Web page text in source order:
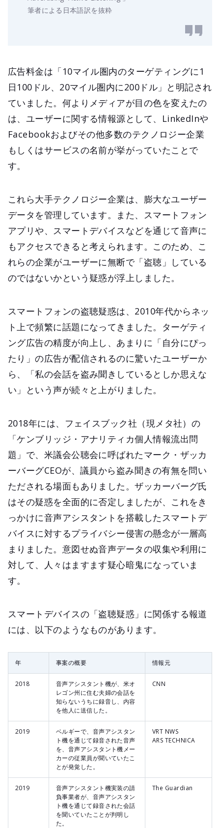
筆者による日本語訳を抜粋
広告料金は「10マイル圏内のターゲティングに1
日100ドル、20マイル圏内に200ドル」と明記され
ていました。何よりメディアが目の色を変えたの
は、ユーザーに関する情報源として、LinkedInや
Facebookおよびその他多数のテクノロジー企業
もしくはサービスの名前が挙がっていたことで
す。
これら大手テクノロジー企業は、膨大なユーザー
データを管理しています。また、スマートフォン
アプリや、スマートデバイスなどを通じて音声に
もアクセスできると考えられます。このため、こ
れらの企業がユーザーに無断で「盗聴」している
のではないかという疑惑が浮上しました。
スマートフォンの盗聴疑惑は、2010年代からネッ
ト上で頻繁に話題になってきました。ターゲティ
ング広告の精度が向上し、あまりに「自分にぴっ
たり」の広告が配信されるのに驚いたユーザーか
ら、「私の会話を盗み聞きしているとしか思えな
い」という声が続々と上がりました。
2018年には、フェイスブック社（現メタ社）の
「ケンブリッジ・アナリティカ個人情報流出問
題」で、米議会公聴会に呼ばれたマーク・ザッカ
ーバーグCEOが、議員から盗み聞きの有無を問い
ただされる場面もありました。ザッカーバーグ氏
はその疑惑を全面的に否定しましたが、これをき
っかけに音声アシスタントを搭載したスマートデ
バイスに対するプライバシー侵害の懸念が一層高
まりました。意図せぬ音声データの収集や利用に
対して、人々はますます疑心暗鬼になっていま
す。
スマートデバイスの「盗聴疑惑」に関係する報道
には、以下のようなものがあります。
年 事案の概要 情報元
2018
音声アシスタント機が、米オ
レゴン州に住む夫婦の会話を
知らないうちに録音し、内容
を他人に送信した。
CNN
2019
ベルギーで、音声アシスタン
ト機を通じて録音された音声
を、音声アシスタント機メー
カーの従業員が聞いていたこ
とが発覚した。
VRT NWS
ARS TECHNICA
2019
音声アシスタント機実装の請
負事業者が、音声アシスタン
ト機を通じて録音された会話
を聞いていたことが判明し
た。
The Guardian